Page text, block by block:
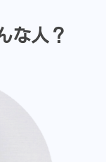
な人？